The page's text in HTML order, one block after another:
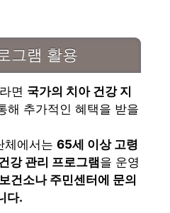
그램 활용
면 국가의 치아 건강 지
해 추가적인 혜택을 받을
체에서는 65세 이상 고령
강 관리 프로그램을 운영
건소나 주민센터에 문의
다.